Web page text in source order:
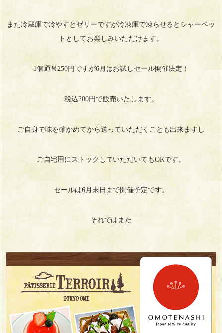
また冷蔵庫で冷やすとゼリーですが冷凍庫で凍らせるとシャーベッ
トとしてお楽しみいただけます。
1個通常250円ですが6月はお試しセール開催決定！
税込200円で販売いたします。
ご自身で味を確かめてから送っていただくことも出来ますし
ご自宅用にストックしていただいてもOKです。
セールは6月末日まで開催予定です。
それではまた